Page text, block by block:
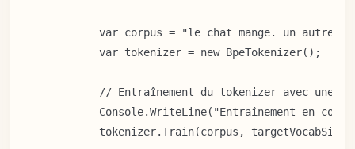
var corpus = "le chat mange. un autre
            var tokenizer = new BpeTokenizer();
// Entraînement du tokenizer avec une
Console.WriteLine("Entraînement en
tokenizer.Train(corpus,